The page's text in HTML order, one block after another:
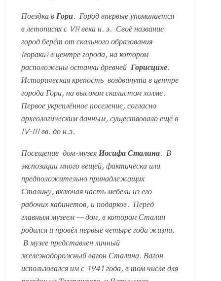
Поездка вГори. Город впервые упоминается
в летописях с VII века н. э. Своё название
город берёт от скального образования
(гораки) в центре города, на котором
расположены останки древней Горисцихе.
Историческая крепость воздви­нута в центре
города Гори, на высоком скалистом холме.
Первое укреплённое поселение, согласно
археологическим данным, существовало ещё в
IV-III вв. до н.э.
Посещение дом-музеяИосифа Сталина. В
экспозиции много вещей, фактически или
предположительно принадлежащих
Сталину, включая часть мебели из его
рабочих кабинетов, и подарков. Перед
главным музеем — дом, в котором Сталин
родился и провёл первые четыре года жизни.
В музее представлен личный
железнодорожный вагон Сталина. Вагон
использовался им с 1941 года, в том числе для